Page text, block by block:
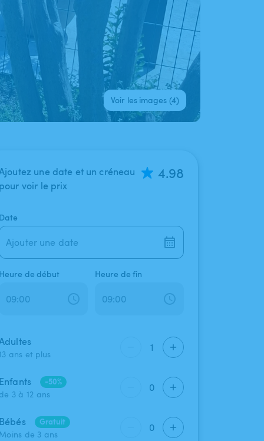
Voir les images (4)
une date et un créneau
voir le prix
4.98
Ajouter une date
de début Heure de fin
ans et plus
1
-50%
3 à 12 ans
0
Gratuit
de 3 ans
0